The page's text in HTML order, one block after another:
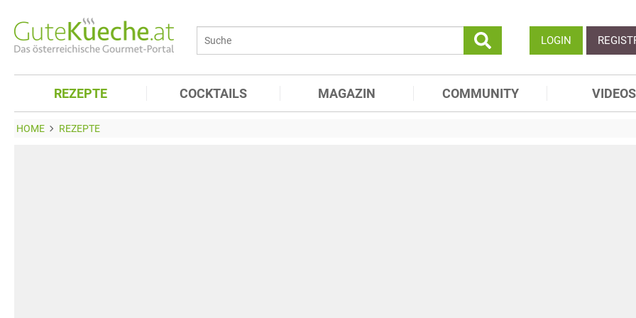
LOGIN
REZEPTE COCKTAILS MAGAZIN COMMUNITY VIDEOS
HOME REZEPTE